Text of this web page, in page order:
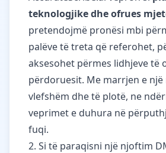
teknologjike dhe ofrues
pretendojmë pronësi mbi
palëve të treta që referohet,
aksesohet përmes lidhjeve të
përdoruesit. Me marrjen e
vlefshëm dhe të plotë, ne
veprimet e duhura në
fuqi.
2. Si të paraqisni një njoftim